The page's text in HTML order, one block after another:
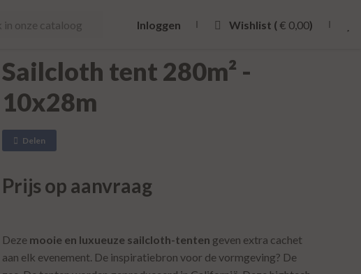
Inloggen
Gebruikersnaam
Wachtwoord
Wishlist ( € 0,00)
Sailcloth tent 280m² -
10x28m
Delen
Prijs op aanvraag
Deze mooie en luxueuze sailcloth-tenten geven extra cachet
aan elk evenement. De inspiratiebron voor de vormgeving? De